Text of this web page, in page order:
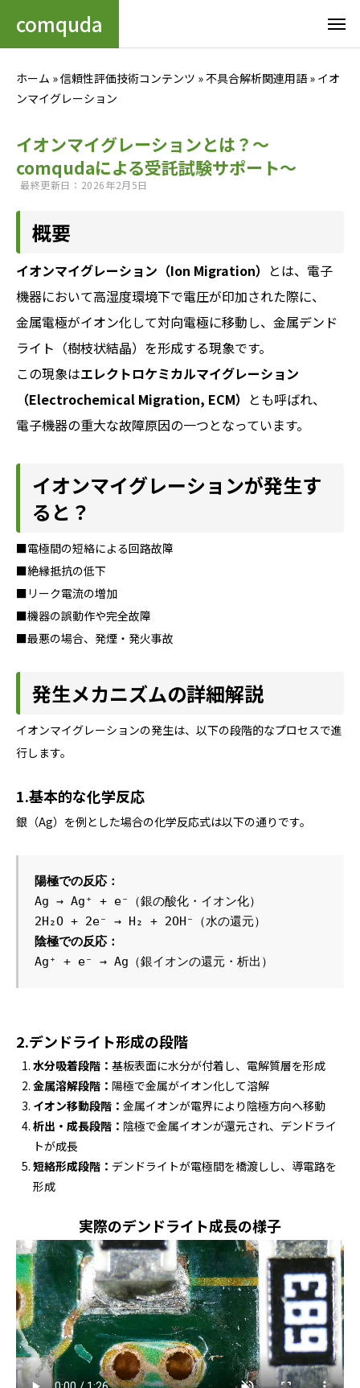
comquda
ホーム »信頼性評価技術コンテンツ »不具合解析関連用語 » イオ
ンマイグレーション
イオンマイグレーションとは？～
comqudaによる受託試験サポート～
最終更新日：2026年2月5日
概要
イオンマイグレーション（Ion Migration） とは、電子
機器において高湿度環境下で電圧が印加された際に、
金属電極がイオン化して対向電極に移動し、金属デンド
ライト（樹枝状結晶）を形成する現象です。
この現象はエレクトロケミカルマイグレーション
（Electrochemical Migration, ECM） とも呼ばれ、
電子機器の重大な故障原因の一つとなっています。
イオンマイグレーションが発生す
ると？
■電極間の短絡による回路故障
■絶縁抵抗の低下
■リーク電流の増加
■機器の誤動作や完全故障
■最悪の場合、発煙・発火事故
発生メカニズムの詳細解説
イオンマイグレーションの発生は、以下の段階的なプロセスで進
行します。
1.基本的な化学反応
銀（Ag）を例とした場合の化学反応式は以下の通りです。
陽極での反応：
Ag → Ag⁺ + e⁻（銀の酸化・イオン化）
2H₂O + 2e⁻ → H₂ + 2OH⁻（水の還元）
陰極での反応：
Ag⁺ + e⁻ → Ag（銀イオンの還元・析出）
2.デンドライト形成の段階
水分吸着段階： 基板表面に水分が付着し、電解質層を形成
金属溶解段階： 陽極で金属がイオン化して溶解
イオン移動段階： 金属イオンが電界により陰極方向へ移動
析出・成長段階： 陰極で金属イオンが還元され、デンドライ
トが成長
短絡形成段階： デンドライトが電極間を橋渡しし、導電路を
形成
実際のデンドライト成長の様子